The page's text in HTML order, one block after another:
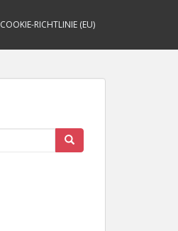
COOKIE-RICHTLINIE (EU)